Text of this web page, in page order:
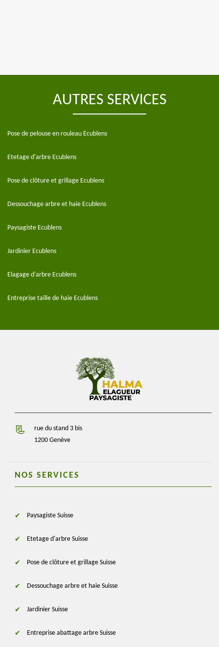
AUTRES SERVICES
Pose de pelouse en rouleau Ecublens
Etetage d'arbre Ecublens
Pose de clôture et grillage Ecublens
Dessouchage arbre et haie Ecublens
Paysagiste Ecublens
Jardinier Ecublens
Elagage d'arbre Ecublens
Entreprise taille de haie Ecublens
rue du stand 3 bis
1200 Genève
NOS SERVICES
Paysagiste Suisse
Etetage d'arbre Suisse
Pose de clôture et grillage Suisse
Dessouchage arbre et haie Suisse
Jardinier Suisse
Entreprise abattage arbre Suisse